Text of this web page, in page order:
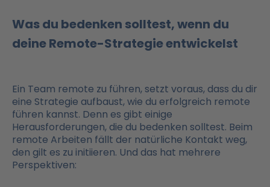
Was du bedenken solltest, wenn du
deine Remote-Strategie entwickelst
Ein Team remote zu führen, setzt voraus, dass du dir
eine Strategie aufbaust, wie du erfolgreich remote
führen kannst. Denn es gibt einige
Herausforderungen, die du bedenken solltest. Beim
remote Arbeiten fällt der natürliche Kontakt weg,
den gilt es zu initiieren. Und das hat mehrere
Perspektiven: